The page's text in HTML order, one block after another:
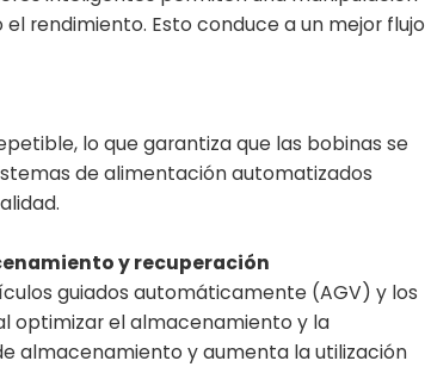
rendimiento. Esto conduce a un mejor flujo
lo que garantiza que las bobinas se
de alimentación automatizados
y recuperación
guiados automáticamente (AGV) y los
optimizar el almacenamiento y la
almacenamiento y aumenta la utilización